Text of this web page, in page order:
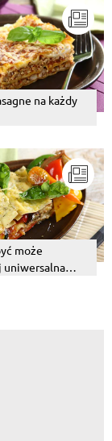
na każdy
może
uniwersalna